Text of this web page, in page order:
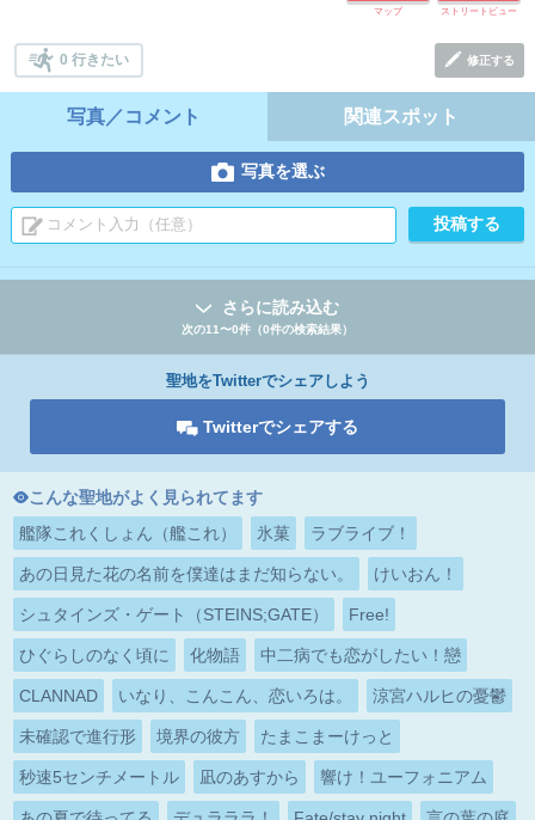
マップ ストリートビュー
0 行きたい 修正する
写真／コメント 関連スポット
写真を選ぶ
さらに読み込む
次の11〜0件（0件の検索結果）
聖地をTwitterでシェアしよう
Twitterでシェアする
こんな聖地がよく見られてます
艦隊これくしょん（艦これ）
氷菓 ラブライブ！
あの日見た花の名前を僕達はまだ知らない。 けいおん！
シュタインズ・ゲート（STEINS;GATE） Free!
ひぐらしのなく頃に 化物語 中二病でも恋がしたい！戀
CLANNAD いなり、こんこん、恋いろは。 涼宮ハルヒの憂鬱
未確認で進行形 境界の彼方 たまこまーけっと
秒速5センチメートル 凪のあすから 響け！ユーフォニアム